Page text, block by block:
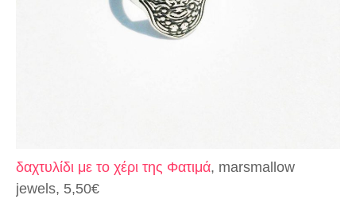
δαχτυλίδι με το χέρι της Φατιμά, marsmallow
jewels, 5,50€